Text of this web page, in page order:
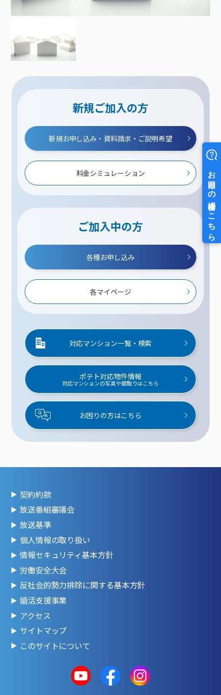
新規ご加入の方
新規お申し込み・資料請求・ご説明希望
料金シミュレーション
ご加入中の方
各種お申し込み
各マイページ
対応マンション一覧・検索
ポテト対応物件情報
対応マンションの写真や間取りはこちら
お困りの方はこちら
契約約款
放送番組審議会
放送基準
個人情報の取り扱い
情報セキュリティ基本方針
労働安全大会
反社会的勢力排除に関する基本方針
婚活支援事業
アクセス
サイトマップ
このサイトについて